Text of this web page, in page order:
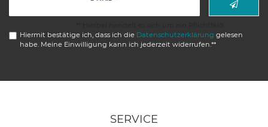
Hiermit bestätige ich, dass ich die Daten­schutz­erklärung gelesen
habe. Meine Einwilligung kann ich jederzeit widerrufen.**
SERVICE